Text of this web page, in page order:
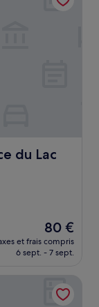
du Lac
Le
nouveau
prix
de
80 €
80 €
et frais compris
6 sept. - 7 sept.